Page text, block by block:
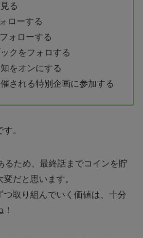
る
ローする
ォローする
クをフォロする
をオンにする
催される特別企画に参加する
。
るため、最終話までコインを貯
だと思います。
つ取り組んでいく価値は、十分